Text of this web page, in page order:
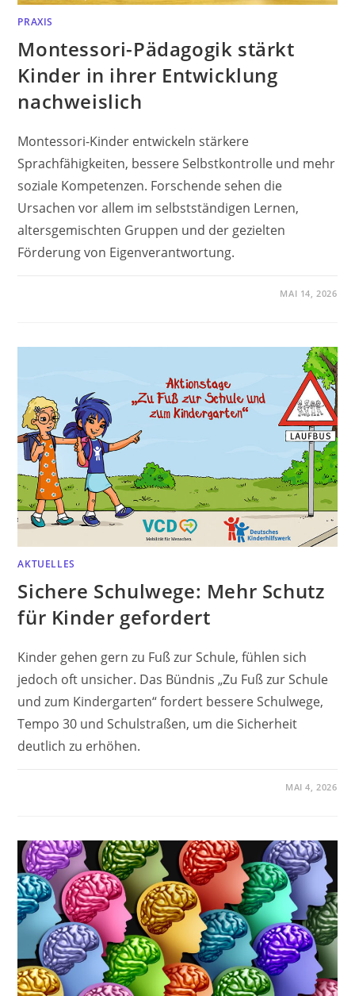
PRAXIS
Montessori-Pädagogik stärkt
Kinder in ihrer Entwicklung
nachweislich
Montessori-Kinder entwickeln stärkere
Sprachfähigkeiten, bessere Selbstkontrolle und mehr
soziale Kompetenzen. Forschende sehen die
Ursachen vor allem im selbstständigen Lernen,
altersgemischten Gruppen und der gezielten
Förderung von Eigenverantwortung.
MAI 14, 2026
AKTUELLES
Sichere Schulwege: Mehr Schutz
für Kinder gefordert
Kinder gehen gern zu Fuß zur Schule, fühlen sich
jedoch oft unsicher. Das Bündnis „Zu Fuß zur Schule
und zum Kindergarten“ fordert bessere Schulwege,
Tempo 30 und Schulstraßen, um die Sicherheit
deutlich zu erhöhen.
MAI 4, 2026